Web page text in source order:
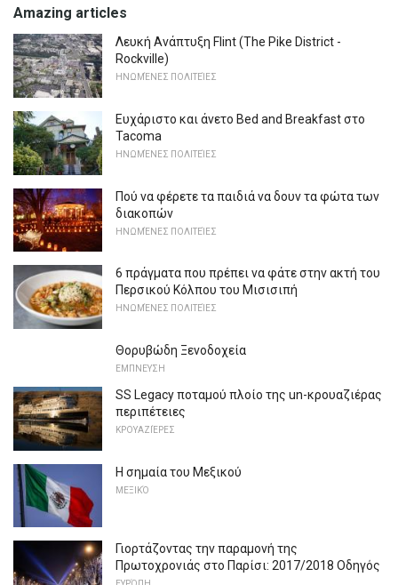
Amazing articles
Λευκή Ανάπτυξη Flint (The Pike District -
Rockville)
ΗΝΩΜΈΝΕΣ ΠΟΛΙΤΕΊΕΣ
Ευχάριστο και άνετο Bed and Breakfast στο
Tacoma
ΗΝΩΜΈΝΕΣ ΠΟΛΙΤΕΊΕΣ
Πού να φέρετε τα παιδιά να δουν τα φώτα των
διακοπών
ΗΝΩΜΈΝΕΣ ΠΟΛΙΤΕΊΕΣ
6 πράγματα που πρέπει να φάτε στην ακτή του
Περσικού Κόλπου του Μισισιπή
ΗΝΩΜΈΝΕΣ ΠΟΛΙΤΕΊΕΣ
Θορυβώδη Ξενοδοχεία
ΕΜΠΝΕΥΣΗ
SS Legacy ποταμού πλοίο της un-κρουαζιέρας
περιπέτειες
ΚΡΟΥΑΖΙΈΡΕΣ
Η σημαία του Μεξικού
ΜΕΞΙΚΌ
Γιορτάζοντας την παραμονή της
Πρωτοχρονιάς στο Παρίσι: 2017/2018 Οδηγός